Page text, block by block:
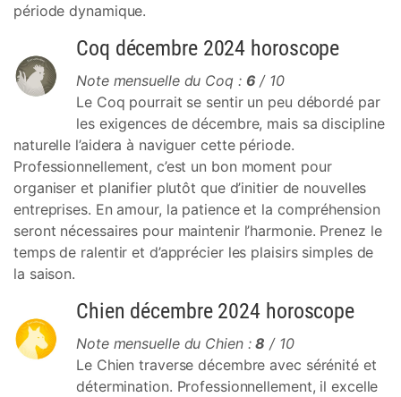
période dynamique.
Coq décembre 2024 horoscope
Note mensuelle du Coq : 6 / 10
Le Coq pourrait se sentir un peu débordé par
les exigences de décembre, mais sa discipline
naturelle l’aidera à naviguer cette période.
Professionnellement, c’est un bon moment pour
organiser et planifier plutôt que d’initier de nouvelles
entreprises. En amour, la patience et la compréhension
seront nécessaires pour maintenir l’harmonie. Prenez le
temps de ralentir et d’apprécier les plaisirs simples de
la saison.
Chien décembre 2024 horoscope
Note mensuelle du Chien :8 / 10
Le Chien traverse décembre avec sérénité et
détermination. Professionnellement, il excelle